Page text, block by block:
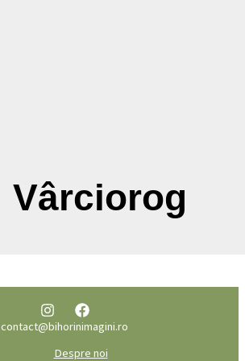
Vârciorog
contact@bihorinimagini.ro
Despre noi